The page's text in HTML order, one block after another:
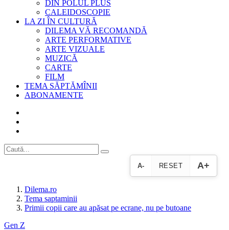
DIN POLUL PLUS
CALEIDOSCOPIE
LA ZI ÎN CULTURĂ
DILEMA VĂ RECOMANDĂ
ARTE PERFORMATIVE
ARTE VIZUALE
MUZICĂ
CARTE
FILM
TEMA SĂPTĂMÎNII
ABONAMENTE
A- RESET A+
Dilema.ro
Tema saptaminii
Primii copii care au apăsat pe ecrane, nu pe butoane
Gen Z